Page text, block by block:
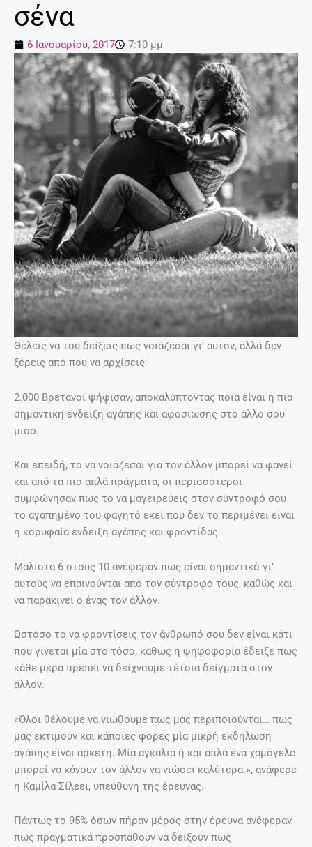
σένα
6 Ιανουαρίου, 2017 7:10 μμ
Θέλεις να του δείξεις πως νοιάζεσαι γι’ αυτον, αλλά δεν
ξέρεις από που να αρχίσεις;
2.000 Βρετανοί ψήφισαν, αποκαλύπτοντας ποια είναι η πιο
σημαντική ένδειξη αγάπης και αφοσίωσης στο άλλο σου
μισό.
Και επειδή, το να νοιάζεσαι για τον άλλον μπορεί να φανεί
και από τα πιο απλά πράγματα, οι περισσότεροι
συμφώνησαν πως το να μαγειρεύεις στον σύντροφό σου
το αγαπημένο του φαγητό εκεί που δεν το περιμένει είναι
η κορυφαία ένδειξη αγάπης και φροντίδας.
Μάλιστα 6 στους 10 ανέφεραν πως είναι σημαντικό γι’
αυτούς να επαινούνται από τον σύντροφό τους, καθώς και
να παρακινεί ο ένας τον άλλον.
Ωστόσο το να φροντίσεις τον άνθρωπό σου δεν είναι κάτι
που γίνεται μία στο τόσο, καθώς η ψηφοφορία έδειξε πως
κάθε μέρα πρέπει να δείχνουμε τέτοια δείγματα στον
άλλον.
«Όλοι θέλουμε να νιώθουμε πως μας περιποιούνται… πως
μας εκτιμούν και κάποιες φορές μία μικρή εκδήλωση
αγάπης είναι αρκετή. Μία αγκαλιά ή και απλά ένα χαμόγελο
μπορεί να κάνουν τον άλλον να νιώσει καλύτερα.», ανάφερε
η Καμίλα Σίλεει, υπεύθυνη της έρευνας.
Πάντως το 95% όσων πήραν μέρος στην έρευνα ανέφεραν
πως πραγματικά προσπαθούν να δείξουν πως